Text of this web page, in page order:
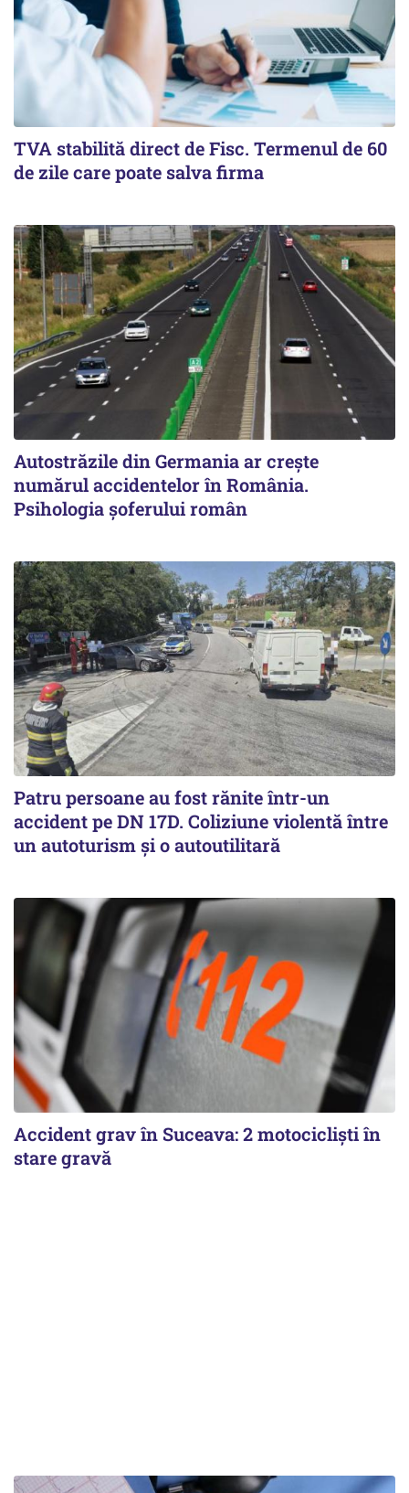
TVA stabilită direct de Fisc. Termenul de 60
de zile care poate salva firma
Autostrăzile din Germania ar crește
numărul accidentelor în România.
Psihologia șoferului român
Patru persoane au fost rănite într-un
accident pe DN 17D. Coliziune violentă între
un autoturism și o autoutilitară
Accident grav în Suceava: 2 motocicliști în
stare gravă